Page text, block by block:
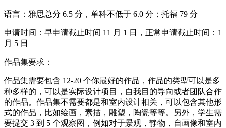
语言：雅思总分 6.5 分，单科不低于 6.0 分；托福 79 分
申请时间：早申请截止时间 11 月 1 日，正常申请截止时间：1
月 5 日
作品集要求：
作品集需要包含 12-20 个你最好的作品，作品的类型可以是多
种多样的，可以是实际设计项目，自我目的导向或者团队合作
的作品。作品集不需要都是和室内设计相关，可以包含其他形
式的作品，比如绘画，素描，雕塑，陶瓷等等。另外，学生需
要提交 3 到 5 个观察图，例如对于景观，静物，自画像和室内